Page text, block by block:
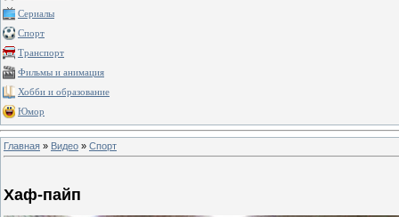
Сериалы
Спорт
Транспорт
Фильмы и анимация
Хобби и образование
Юмор
Главная » Видео » Спорт
Хаф-пайп